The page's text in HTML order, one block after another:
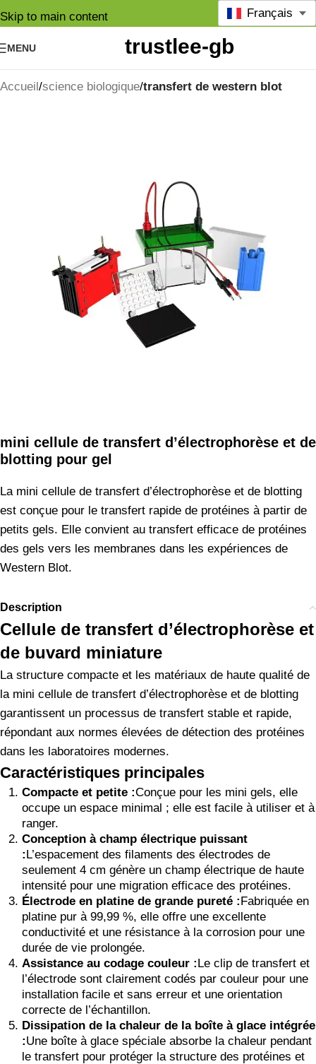
Skip to main content
MENU
Français
Accueil science biologique transfert de western blot
mini cellule de transfert d’électrophorèse et de
blotting pour gel
La mini cellule de transfert d’électrophorèse et de blotting
est conçue pour le transfert rapide de protéines à partir de
petits gels. Elle convient au transfert efficace de protéines
des gels vers les membranes dans les expériences de
Western Blot.
Description
Cellule de transfert d’électrophorèse et
de buvard miniature
La structure compacte et les matériaux de haute qualité de
la mini cellule de transfert d’électrophorèse et de blotting
garantissent un processus de transfert stable et rapide,
répondant aux normes élevées de détection des protéines
dans les laboratoires modernes.
Caractéristiques principales
Compacte et petite :Conçue pour les mini gels, elle
occupe un espace minimal ; elle est facile à utiliser et à
ranger.
Conception à champ électrique puissant
:L’espacement des filaments des électrodes de
seulement 4 cm génère un champ électrique de haute
intensité pour une migration efficace des protéines.
Électrode en platine de grande pureté :Fabriquée en
platine pur à 99,99 %, elle offre une excellente
conductivité et une résistance à la corrosion pour une
durée de vie prolongée.
Assistance au codage couleur :Le clip de transfert et
l’électrode sont clairement codés par couleur pour une
installation facile et sans erreur et une orientation
correcte de l’échantillon.
Dissipation de la chaleur de la boîte à glace intégrée
:Une boîte à glace spéciale absorbe la chaleur pendant
le transfert pour protéger la structure des protéines et